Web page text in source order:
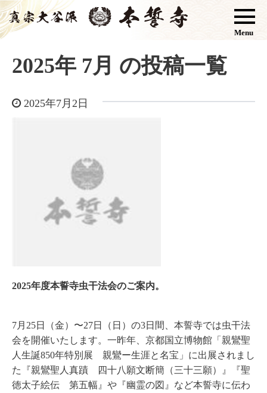
Menu
2025年 7月 の投稿一覧
2025年7月2日
2025年度本誓寺虫干法会のご案内。
7月25日（金）〜27日（日）の3日間、本誓寺では虫干法
会を開催いたします。一昨年、京都国立博物館「親鸞聖
人生誕850年特別展 親鸞ー生涯と名宝」に出展されまし
た『親鸞聖人真蹟 四十八願文断簡（三十三願）』『聖
徳太子絵伝 第五幅』や『幽霊の図』など本誓寺に伝わ